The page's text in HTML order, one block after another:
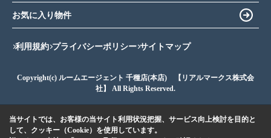
お気に入り物件
利用規約 プライバシーポリシー サイトマップ
Copyright(c) ルームエージェント 千種店(本店) 【リアルマークス株式会
社】 All Rights Reserved.
当サイトでは、お客様の当サイト利用状況把握、サービス向上検討を目的と
して、クッキー（Cookie）を使用しています。